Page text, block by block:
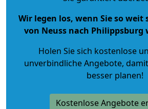
Wir legen los, wenn Sie so weit
von Neuss nach Philippsburg
Holen Sie sich kostenlose
unverbindliche Angebote,
besser planen!
Kostenlose Angebote